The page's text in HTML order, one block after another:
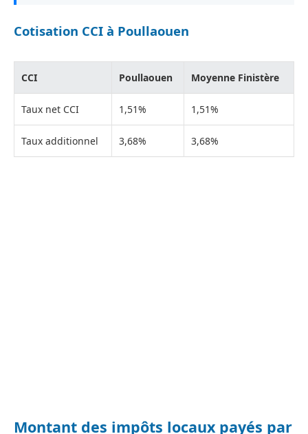
Cotisation CCI à Poullaouen
CCI Poullaouen Moyenne Finistère
Taux net CCI 1,51% 1,51%
Taux additionnel 3,68% 3,68%
Montant des impôts locaux payés par